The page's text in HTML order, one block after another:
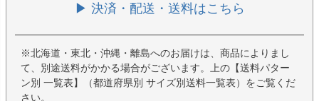
▶ 決済・配送・送料はこちら
※北海道・東北・沖縄・離島へのお届けは、商品によりまし
て、別途送料がかかる場合がございます。上の【送料パター
ン別 一覧表】（都道府県別 サイズ別送料一覧表）をご覧くだ
さい。